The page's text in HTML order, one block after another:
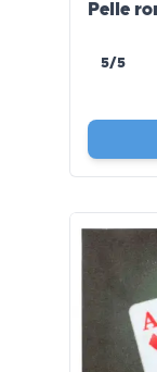
Pelle
5/5